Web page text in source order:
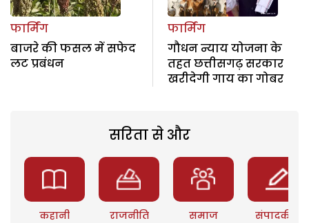
फार्मिंग
बाजरे की फसल में सफेद
लट प्रबंधन
फार्मिंग
गौधन न्याय योजना के
तहत छत्तीसगढ़ सरकार
खरीदेगी गाय का गोबर
सरिता से और
कहानी राजनीति समाज संपादकीय